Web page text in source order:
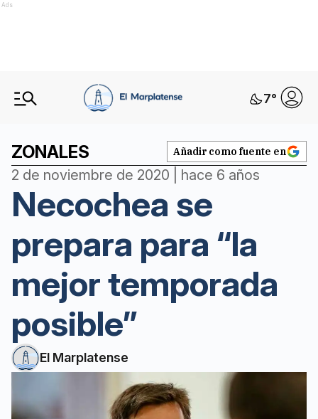
Ads
7°
ZONALES Añadir como fuente en
2 de noviembre de 2020 | hace 6 años
Necochea se
prepara para “la
mejor temporada
posible”
El Marplatense